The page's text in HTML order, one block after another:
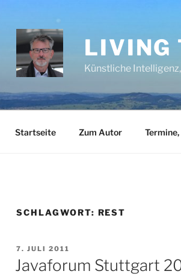
LIVING
Künstliche
Startseite Zum Autor
SCHLAGWORT: REST
VERÖFFENTLICHT
AM
7. JULI 2011
Javaforum Stuttgart